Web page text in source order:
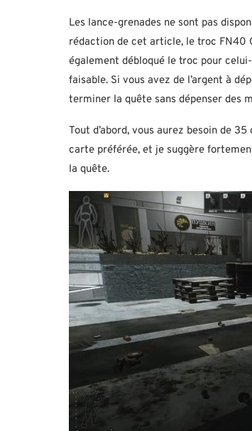
Les lance-grenades ne sont pas
rédaction de cet article, le troc FN40
également débloqué le troc pour
faisable. Si vous avez de l’argent à
terminer la quête sans dépenser des
Tout d’abord, vous aurez besoin de
carte préférée, et je suggère
la quête.